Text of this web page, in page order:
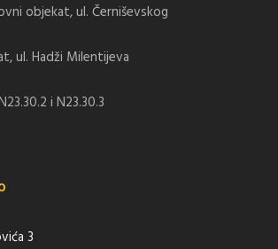
objekat, ul. Černiševskog
ul. Hadži Milentijeva
i N23.30.3
3